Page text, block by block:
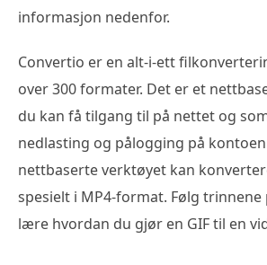
informasjon nedenfor.
Convertio er en alt-i-ett
over 300 formater. Det er et
du kan få tilgang til på nettet og
nedlasting og pålogging på
nettbaserte verktøyet kan
spesielt i MP4-format. Følg
lære hvordan du gjør en GIF til en